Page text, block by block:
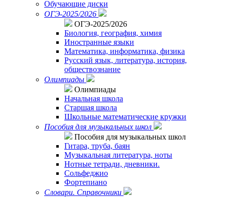
Обучающие диски
ОГЭ-2025/2026
ОГЭ-2025/2026
Биология, география, химия
Иностранные языки
Математика, информатика, физика
Русский язык, литература, история,
обществознание
Олимпиады
Олимпиады
Начальная школа
Старшая школа
Школьные математические кружки
Пособия для музыкальных школ
Пособия для музыкальных школ
Гитара, труба, баян
Музыкальная литература, ноты
Нотные тетради, дневники.
Сольфеджио
Фортепиано
Словари. Справочники